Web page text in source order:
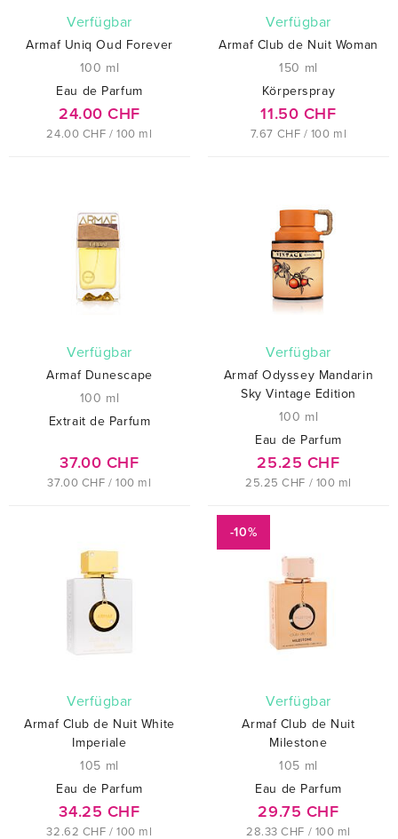
verfügbar
Armaf Uniq Oud Forever
100 ml
Eau de Parfum
24.00 CHF
24.00 CHF / 100 ml
verfügbar
Armaf Club de Nuit Woman
150 ml
Körperspray
11.50 CHF
7.67 CHF / 100 ml
verfügbar
Armaf Dunescape
100 ml
Extrait de Parfum
37.00 CHF
37.00 CHF / 100 ml
verfügbar
Armaf Odyssey Mandarin
Sky Vintage Edition
100 ml
Eau de Parfum
25.25 CHF
25.25 CHF / 100 ml
verfügbar
Armaf Club de Nuit White
Imperiale
105 ml
Eau de Parfum
34.25 CHF
32.62 CHF / 100 ml
-10%
verfügbar
Armaf Club de Nuit
Milestone
105 ml
Eau de Parfum
29.75 CHF
28.33 CHF / 100 ml